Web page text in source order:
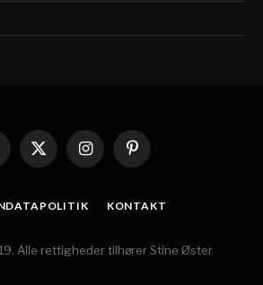
X
(Twitter)
InstagramPinterest
KONTAKT
Alle rettigheder tilhører Stine Øster